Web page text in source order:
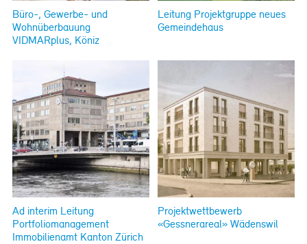
Büro-, Gewerbe- und
Wohnüberbauung
VIDMARplus, Köniz
Leitung Projektgruppe neues
Gemeindehaus
Ad interim Leitung
Portfoliomanagement
Immobilienamt Kanton Zürich
Projektwettbewerb
«Gessnerareal» Wädenswil